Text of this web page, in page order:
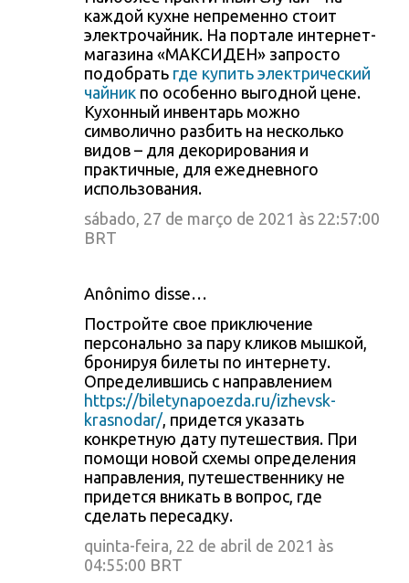
каждой кухне непременно стоит
электрочайник. На портале интернет-
магазина «МАКСИДЕН» запросто
подобрать где купить электрический
чайник по особенно выгодной цене.
Кухонный инвентарь можно
символично разбить на несколько
видов – для декорирования и
практичные, для ежедневного
использования.
sábado, 27 de março de 2021 às 22:57:00
BRT
Anônimo disse…
Постройте свое приключение
персонально за пару кликов мышкой,
бронируя билеты по интернету.
Определившись с направлением
https://biletynapoezda.ru/izhevsk-
krasnodar/, придется указать
конкретную дату путешествия. При
помощи новой схемы определения
направления, путешественнику не
придется вникать в вопрос, где
сделать пересадку.
quinta-feira, 22 de abril de 2021 às
04:55:00 BRT